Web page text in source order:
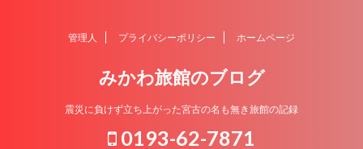
管理人 プライバシーポリシー ホームページ
みかわ旅館のブログ
震災に負けず立ち上がった宮古の名も無き旅館の記録
0193-62-7871